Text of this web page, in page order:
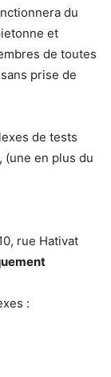
du
et
de toutes
prise de
de tests
(une en plus du
rue Hativat
: